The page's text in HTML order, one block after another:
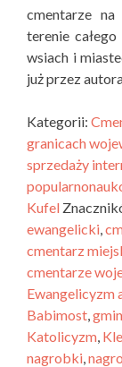
cmentarze
terenie
wsiach i
już przez
Kategorii:
granicach
sprzedaży
Kufel
ewangelicki
cmentarz
cmentarze
Ewangelicyzm
Babimost
Katolicyzm
nagrobki